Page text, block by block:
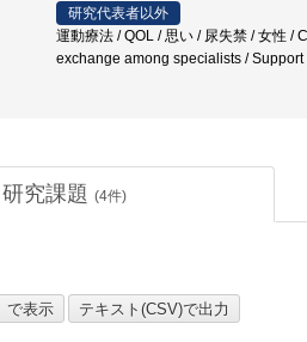
研究代表者以外
運動療法 / QOL / 思い / 尿失禁 / 女性
exchange among specialists /
研究課題 (4件)